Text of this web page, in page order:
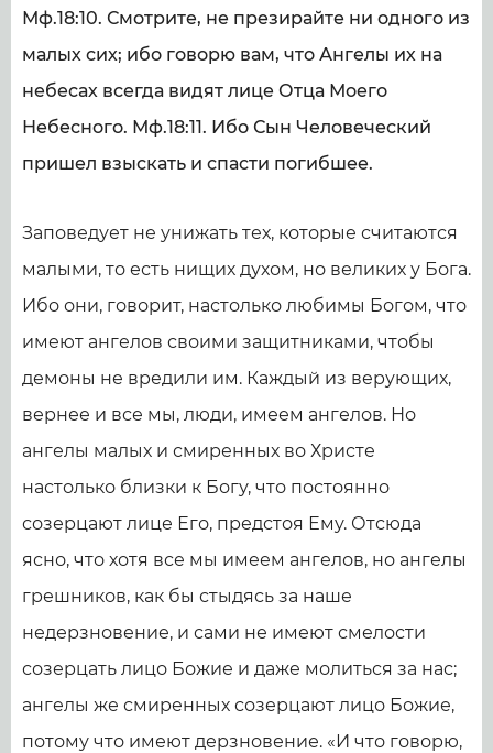
Мф.18:10. Смотрите, не презирайте ни одного из
малых сих; ибо говорю вам, что Ангелы их на
небесах всегда видят лице Отца Моего
Небесного. Мф.18:11. Ибо Сын Человеческий
пришел взыскать и спасти погибшее.
Заповедует не унижать тех, которые считаются
малыми, то есть нищих духом, но великих у Бога.
Ибо они, говорит, настолько любимы Богом, что
имеют ангелов своими защитниками, чтобы
демоны не вредили им. Каждый из верующих,
вернее и все мы, люди, имеем ангелов. Но
ангелы малых и смиренных во Христе
настолько близки к Богу, что постоянно
созерцают лице Его, предстоя Ему. Отсюда
ясно, что хотя все мы имеем ангелов, но ангелы
грешников, как бы стыдясь за наше
недерзновение, и сами не имеют смелости
созерцать лицо Божие и даже молиться за нас;
ангелы же смиренных созерцают лицо Божие,
потому что имеют дерзновение. «И что говорю,